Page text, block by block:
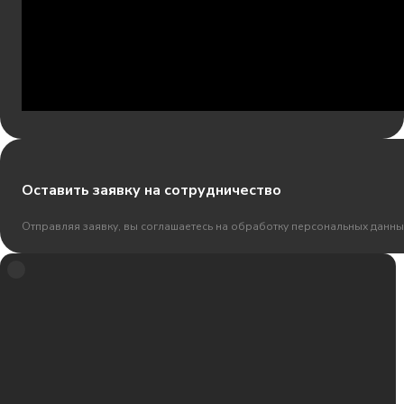
Оставить заявку на сотрудничество
Отправляя заявку, вы соглашаетесь на обработку персональных